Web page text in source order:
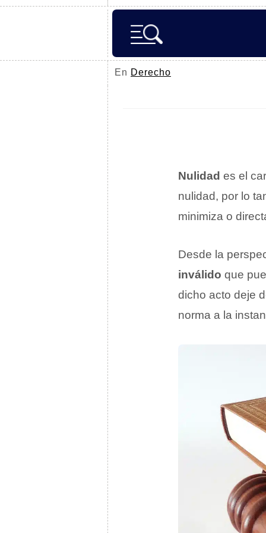
En Derecho
Nulidad es el
nulidad, por lo
minimiza o
Desde la
inválido que
dicho acto deje
norma a la